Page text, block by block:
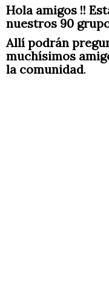
Construcción de
Introducción
Construcción de pecera
Agua turbia en pecera
Prevención y
Hola amigos !!
nuestros 90
Allí podrán
muchísimos
la comunidad.